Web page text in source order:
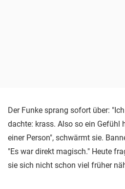
Der Funke sprang sofort über:
dachte: krass. Also so ein Gefühl
einer Person", schwärmt sie.
"Es war direkt magisch." Heute
sie sich nicht schon viel früher